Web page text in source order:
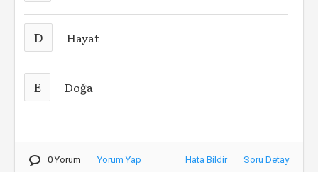
D Hayat
E Doğa
0 Yorum Yorum Yap Hata Bildir Soru Detay